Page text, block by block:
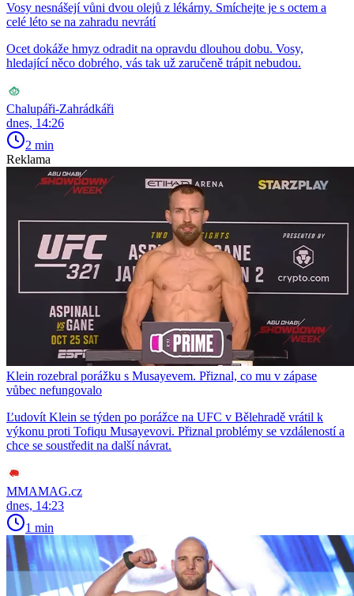
Vosy nesnášejí vůni dvou olejů z lékárny. Smíchejte je s octem a
celé léto se na zahradu nevrátí
Ocet dokáže hmyz odradit na opravdu dlouhou dobu. Vosy,
hledající něco dobrého, vás tak už zaručeně trápit nebudou.
Chalupáři-Zahrádkáři
dnes, 14:26
2 min
Reklama
Klein rozebral porážku s Musayevem. Přiznal, co mu v zápase
vůbec nefungovalo
Ľudovít Klein se týden po porážce na UFC v Bělehradě vrátil k
výkonu proti Tofiqu Musayevovi. Přiznal problémy se vzdáleností a
chce se soustředit na další návrat.
MMAMAG.cz
dnes, 14:23
1 min